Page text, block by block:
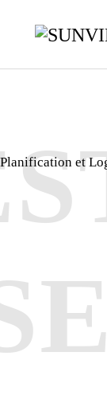
Planification et